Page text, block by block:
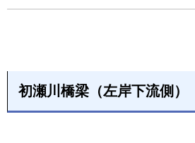
初瀬川橋梁（左岸下流側）